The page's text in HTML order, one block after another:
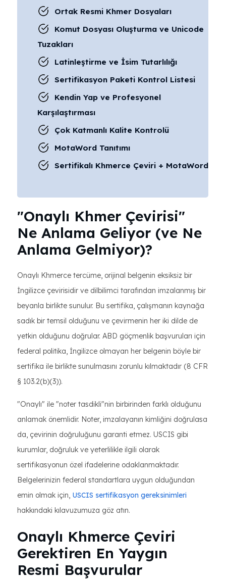
Ortak Resmi Khmer Dosyaları
Komut Dosyası Oluşturma ve Unicode
Tuzakları
Latinleştirme ve İsim Tutarlılığı
Sertifikasyon Paketi Kontrol Listesi
Kendin Yap ve Profesyonel
Karşılaştırması
Çok Katmanlı Kalite Kontrolü
MotaWord Tanıtımı
Sertifikalı Khmerce Çeviri + MotaWord
"Onaylı Khmer Çevirisi"
Ne Anlama Geliyor (ve Ne
Anlama Gelmiyor)?
Onaylı Khmerce tercüme, orijinal belgenin eksiksiz bir
İngilizce çevirisidir ve dilbilimci tarafından imzalanmış bir
beyanla birlikte sunulur. Bu sertifika, çalışmanın kaynağa
sadık bir temsil olduğunu ve çevirmenin her iki dilde de
yetkin olduğunu doğrular. ABD göçmenlik başvuruları için
federal politika, İngilizce olmayan her belgenin böyle bir
sertifika ile birlikte sunulmasını zorunlu kılmaktadır (8 CFR
§ 103.2(b)(3)).
"Onaylı" ile "noter tasdikli"nin birbirinden farklı olduğunu
anlamak önemlidir. Noter, imzalayanın kimliğini doğrulasa
da, çevirinin doğruluğunu garanti etmez. USCIS gibi
kurumlar, doğruluk ve yeterlilikle ilgili olarak
sertifikasyonun özel ifadelerine odaklanmaktadır.
Belgelerinizin federal standartlara uygun olduğundan
emin olmak için, USCIS sertifikasyon gereksinimleri
hakkındaki kılavuzumuza göz atın.
Onaylı Khmerce Çeviri
Gerektiren En Yaygın
Resmi Başvurular